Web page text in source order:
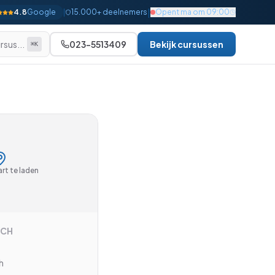
4.8Google 15.000+ deelnemers | Opent ma om 09:00
Gevorderd
⌘K 023-5513409 Bekijk cursussen
te laden